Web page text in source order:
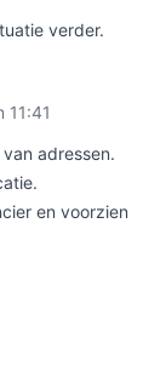
verder.
11:41
adressen.
en voorzien